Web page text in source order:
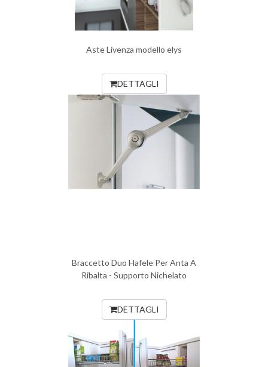
Aste Livenza modello elys
DETTAGLI
Braccetto Duo Hafele Per Anta A
Ribalta - Supporto Nichelato
DETTAGLI